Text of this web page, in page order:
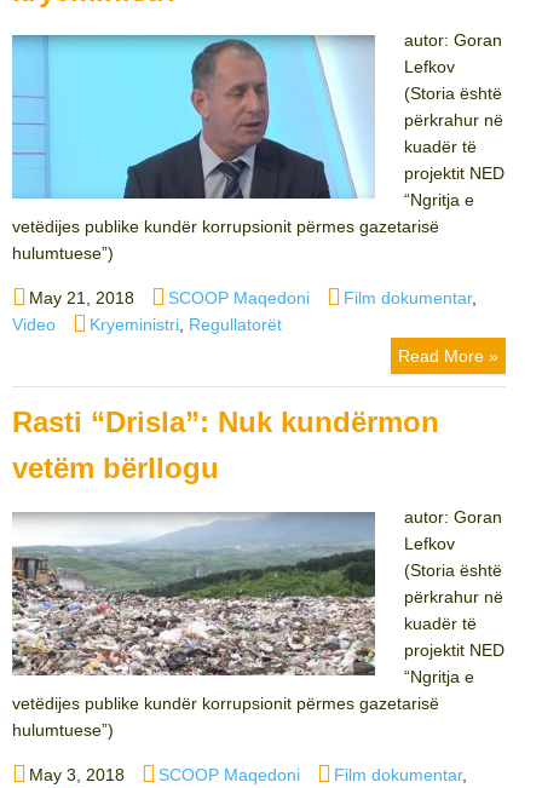
autor: Goran
Lefkov
(Storia është
përkrahur në
kuadër të
projektit NED
“Ngritja e
vetëdijes publike kundër korrupsionit përmes gazetarisë
hulumtuese”)
Posted
on
May 21, 2018 Author
SCOOP Maqedoni Categories
Film dokumentar,
Video
Tags
Kryeministri Regullatorët
Read More »
Rasti “Drisla”: Nuk kundërmon
vetëm bërllogu
autor: Goran
Lefkov
(Storia është
përkrahur në
kuadër të
projektit NED
“Ngritja e
vetëdijes publike kundër korrupsionit përmes gazetarisë
hulumtuese”)
Posted
May 3, 2018 Author
SCOOP Maqedoni Categories
Film dokumentar,